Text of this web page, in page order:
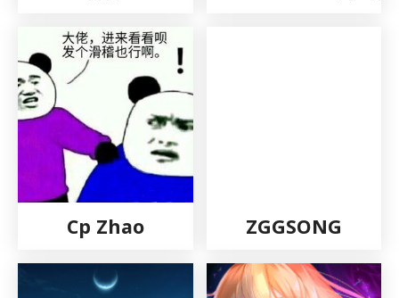
Cp Zhao ZGGSONG